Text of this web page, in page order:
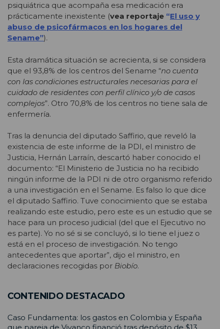
psiquiátrica que acompaña esa medicación era
prácticamente inexistente (vea reportaje “El uso y
abuso de psicofármacos en los hogares del
Sename”).
Esta dramática situación se acrecienta, si se considera
que el 93,8% de los centros del Sename “no cuenta
con las condiciones estructurales necesarias para el
cuidado de residentes con perfil clínico y/o de casos
complejos”. Otro 70,8% de los centros no tiene sala de
enfermería.
Tras la denuncia del diputado Saffirio, que reveló la
existencia de este informe de la PDI, el ministro de
Justicia, Hernán Larraín, descartó haber conocido el
documento: “El Ministerio de Justicia no ha recibido
ningún informe de la PDI ni de otro organismo referido
a una investigación en el Sename. Es falso lo que dice
el diputado Saffirio. Tuve conocimiento que se estaba
realizando este estudio, pero este es un estudio que se
hace para un proceso judicial (del que el Ejecutivo no
es parte). Yo no sé si se concluyó, si lo tiene el juez o
está en el proceso de investigación. No tengo
antecedentes que aportar”, dijo el ministro, en
declaraciones recogidas por Biobío.
CONTENIDO DESTACADO
Caso Fundamenta: los gastos en Colombia y España
que pareja de Vivanco financió tras depósito de $13